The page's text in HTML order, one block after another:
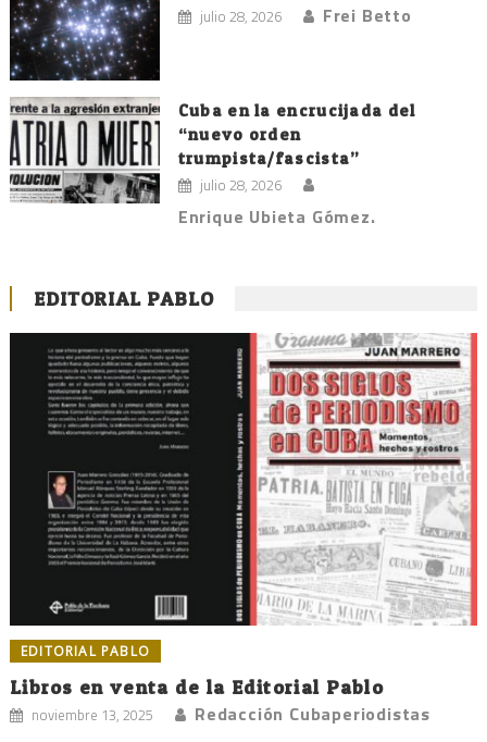
julio 28, 2026 Frei Betto
Cuba en la encrucijada del
“nuevo orden
trumpista/fascista”
julio 28, 2026
Enrique Ubieta Gómez.
EDITORIAL PABLO
EDITORIAL PABLO
Libros en venta de la Editorial Pablo
noviembre 13, 2025 Redacción Cubaperiodistas